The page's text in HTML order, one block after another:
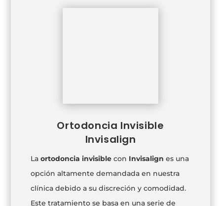
Ortodoncia Invisible
Invisalign
Laortodoncia invisible con Invisalign es una
opción altamente demandada en nuestra
clínica debido a su discreción y comodidad.
Este tratamiento se basa en una serie de